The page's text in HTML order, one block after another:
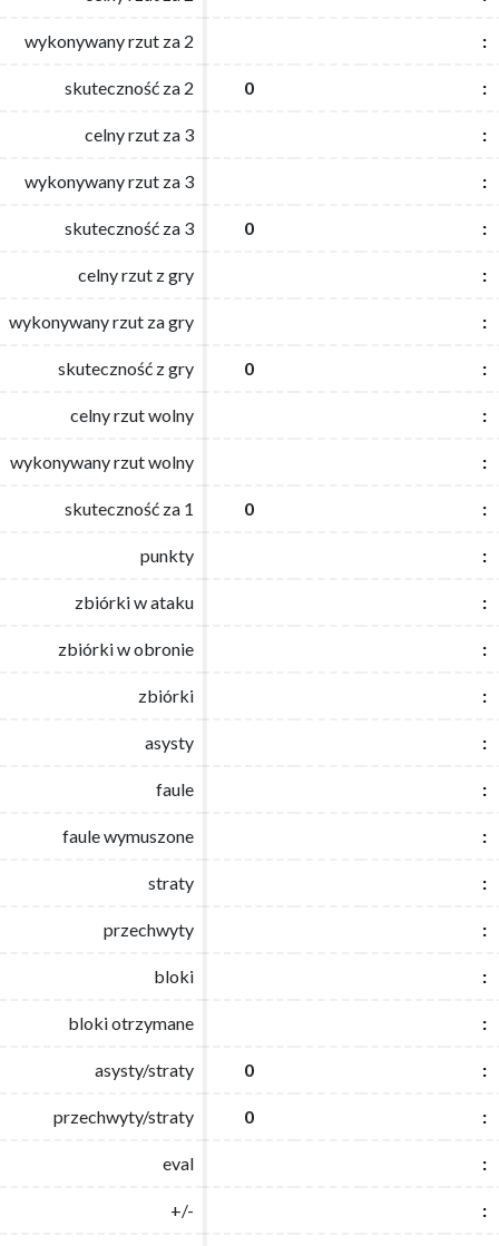
wykonywany rzut za 2 :
skuteczność za 2 0 :
celny rzut za 3 :
wykonywany rzut za 3 :
skuteczność za 3 0 :
celny rzut z gry :
wykonywany rzut za gry :
skuteczność z gry 0 :
celny rzut wolny :
wykonywany rzut wolny :
skuteczność za 1 0 :
punkty :
zbiórki w ataku :
zbiórki w obronie :
zbiórki :
asysty :
faule :
faule wymuszone :
straty :
przechwyty :
bloki :
bloki otrzymane :
asysty/straty 0 :
przechwyty/straty 0 :
eval :
+/- :
wykonywany rzut za 2 :
skuteczność za 2 0 :
celny rzut za 3 :
wykonywany rzut za 3 :
skuteczność za 3 0 :
celny rzut z gry :
wykonywany rzut za gry :
skuteczność z gry 0 :
celny rzut wolny :
wykonywany rzut wolny :
skuteczność za 1 0 :
punkty :
zbiórki w ataku :
zbiórki w obronie :
zbiórki :
asysty :
faule :
faule wymuszone :
straty :
przechwyty :
bloki :
bloki otrzymane :
asysty/straty 0 :
przechwyty/straty 0 :
eval :
+/- :